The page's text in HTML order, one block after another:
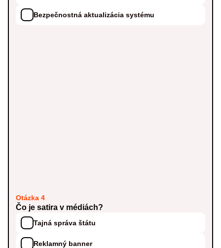
Bezpečnostná aktualizácia systému
Otázka 4
Čo je satira v médiách?
Tajná správa štátu
Reklamný banner